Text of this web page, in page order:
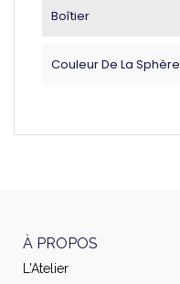
Boîtier
Couleur De La Sphère
À PROPOS
L'Atelier